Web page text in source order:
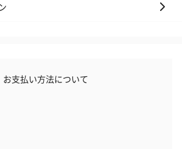
お支払い方法について